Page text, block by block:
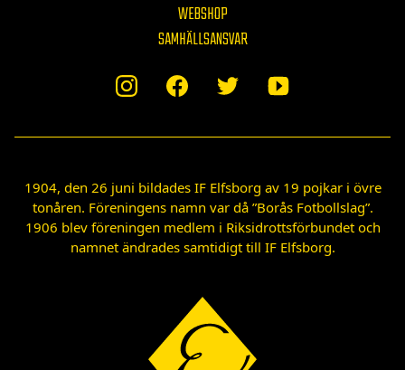
WEBSHOP
SAMHÄLLSANSVAR
1904, den 26 juni bildades IF Elfsborg av 19 pojkar i övre
tonåren. Föreningens namn var då ”Borås Fotbollslag”.
1906 blev föreningen medlem i Riksidrottsförbundet och
namnet ändrades samtidigt till IF Elfsborg.